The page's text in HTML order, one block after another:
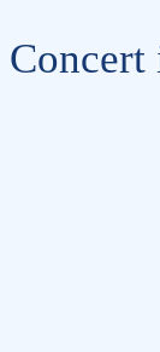
Concert